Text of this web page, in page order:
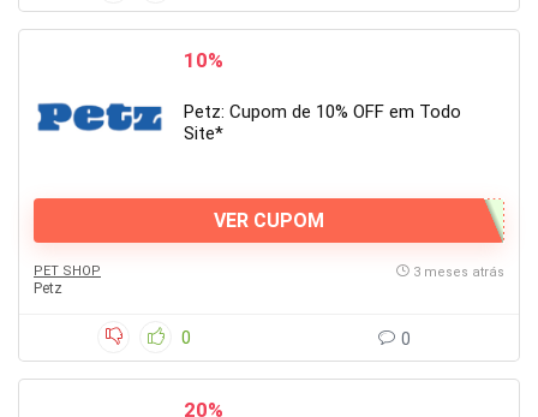
10%
Petz: Cupom de 10% OFF em Todo
Site*
VER CUPOM
PET SHOP
Petz
3 meses atrás
0 0
20%